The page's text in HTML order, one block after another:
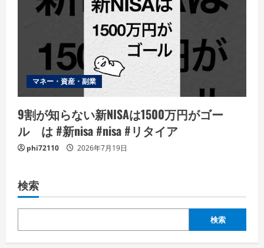
マネー・資産・副業
9割が知らない新NISAは1500万円がゴー
ル は #新nisa #nisa #リタイア
phi72110 2026年7月19日
検索
検索